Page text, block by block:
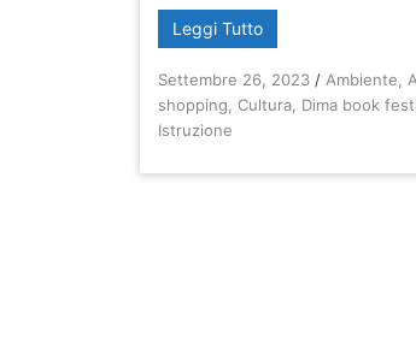
Leggi Tutto
Settembre 26, 2023 / Ambiente
shopping ,Cultura Dima book
Istruzione